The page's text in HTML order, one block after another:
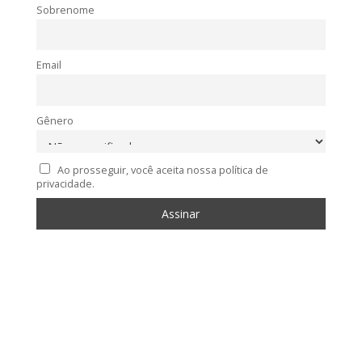
Sobrenome
Email
Gênero
Ao prosseguir, você aceita nossa política de
privacidade.